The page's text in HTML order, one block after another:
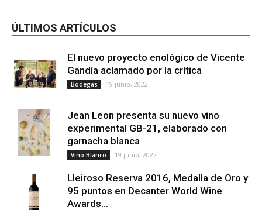
ÚLTIMOS ARTÍCULOS
El nuevo proyecto enológico de Vicente
Gandía aclamado por la crítica
Bodegas 19 junio, 2022
Jean Leon presenta su nuevo vino
experimental GB-21, elaborado con
garnacha blanca
Vino Blanco 19 junio, 2022
Lleiroso Reserva 2016, Medalla de Oro y
95 puntos en Decanter World Wine
Awards...